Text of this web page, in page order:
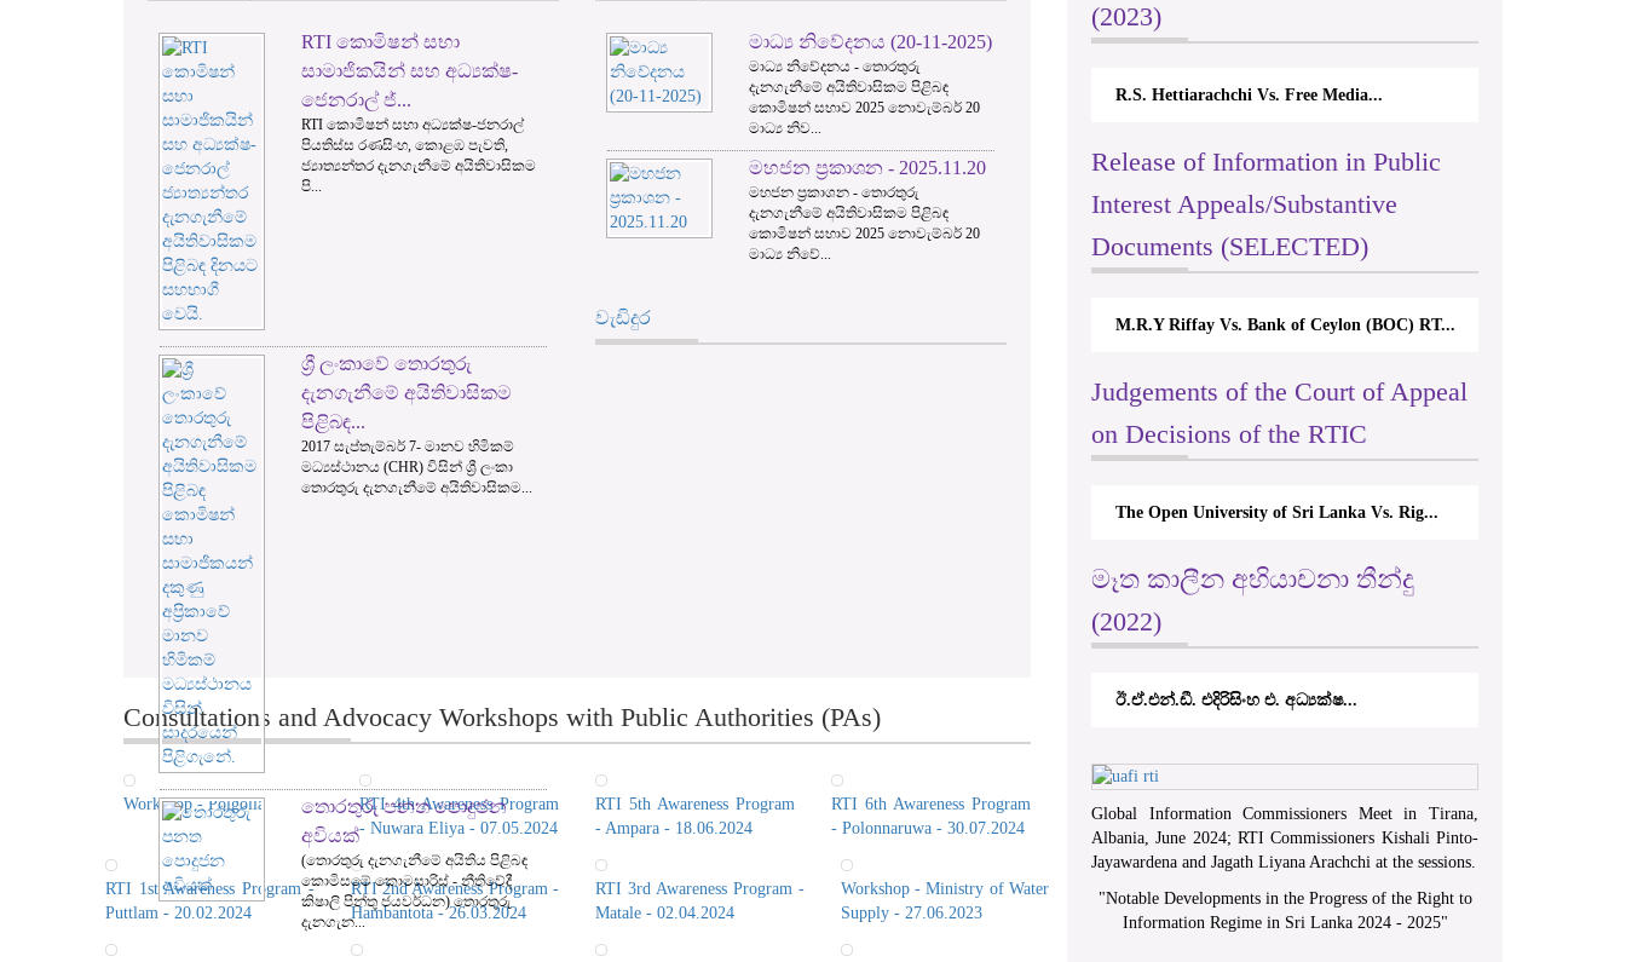
RTI කොමිෂන් සභා
සාමාජිකයින් සහ අධ්‍යක්ෂ-
ජෙනරාල් ජ්...
RTI කොමිෂන් සභා අධ්‍යක්ෂ-ජනරාල්
පියතිස්ස රණසිංහ, කොළඹ පැවති,
ජ්‍යාත්‍යන්තර දැනගැනීමේ අයිතිවාසිකම
පි...
ශ්‍රී ලංකාවේ තොරතුරු
දැනගැනීමේ අයිතිවාසිකම
පිළිබඳ...
2017 සැප්තැම්බර් 7- මානව හිමිකම්
මධ්‍යස්ථානය (CHR) විසින් ශ්‍රී ලංකා
තොරතුරු දැනගැනීමේ අයිතිවාසිකම...
තොරතුරු පනත පොදුජන
අවියක්
(තොරතුරු දැනගැනීමේ අයිතිය පිළිබඳ
කොමිසමේ කොමසාරිස් - නීතිවේදී
කිෂාලි පින්තු ජයවර්ධන) තොරතුරු
දැනගැන...
මාධ්‍ය නිවේදනය (20-11-2025)
මාධ්‍ය නිවේදනය - තොරතුරු
දැනගැනීමේ අයිතිවාසිකම පිළිබඳ
කොමිෂන් සභාව 2025 නොවැම්බර් 20
මාධ්‍ය නිව...
මහජන ප්‍රකාශන - 2025.11.20
මහජන ප්‍රකාශන - තොරතුරු
දැනගැනීමේ අයිතිවාසිකම පිළිබඳ
කොමිෂන් සභාව 2025 නොවැම්බර් 20
මාධ්‍ය නිවේ...
වැඩිදුර
Consultations and Advocacy Workshops with Public Authorities (PAs)
Workshop - Polgolla
RTI 4th Awareness Program
- Nuwara Eliya - 07.05.2024
RTI 5th Awareness Program
- Ampara - 18.06.2024
RTI 6th Awareness Program
- Polonnaruwa - 30.07.2024
RTI 1st Awareness Program -
Puttlam - 20.02.2024
RTI 2nd Awareness Program -
Hambantota - 26.03.2024
RTI 3rd Awareness Program -
Matale - 02.04.2024
Workshop - Ministry of Water
Supply - 27.06.2023
(2023)
R.S. Hettiarachchi Vs. Free Media...
Release of Information in Public
Interest Appeals/Substantive
Documents (SELECTED)
M.R.Y Riffay Vs. Bank of Ceylon (BOC) RT...
Judgements of the Court of Appeal
on Decisions of the RTIC
The Open University of Sri Lanka Vs. Rig...
මෑත කාලීන අභියාචනා තීන්දු
(2022)
ඊ.ඒ.එන්.ඩී. එදිරිසිංහ එ. අධ්‍යක්ෂ...
Global Information Commissioners Meet in Tirana,
Albania, June 2024; RTI Commissioners Kishali Pinto-
Jayawardena and Jagath Liyana Arachchi at the sessions.
"Notable Developments in the Progress of the Right to
Information Regime in Sri Lanka 2024 - 2025"